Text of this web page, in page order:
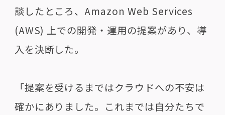
談したところ、Amazon Web Services
(AWS) 上での開発・運用の提案があり、導
入を決断した。
「提案を受けるまではクラウドへの不安は
確かにありました。これまでは自分たちで